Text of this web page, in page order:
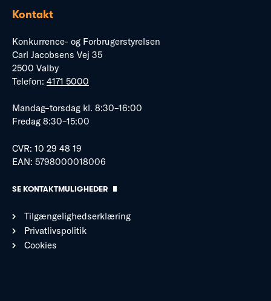
Kontakt
Konkurrence- og Forbrugerstyrelsen
Carl Jacobsens Vej 35
2500 Valby
Telefon: 4171 5000
Mandag–torsdag kl. 8:30–16:00
Fredag 8:30–15:00
CVR: 10 29 48 19
EAN: 5798000018006
SE KONTAKTMULIGHEDER
Tilgængelighedserklæring
Privatlivspolitik
Cookies